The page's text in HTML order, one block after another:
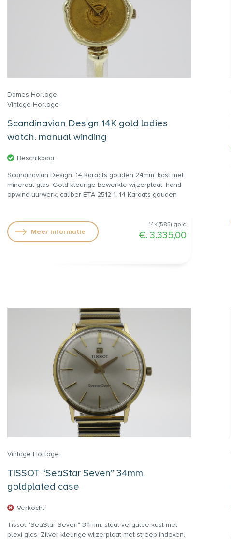
Dames Horloge
Vintage Horloge
Scandinavian Design 14K gold ladies
watch. manual winding
Beschikbaar
Scandinavian Design. 14 Karaats gouden 24mm. kast met
mineraal glas. Gold kleurige bewerkte wijzerplaat. hand
opwind uurwerk, caliber ETA 2512-1. 14 Karaats gouden
14K (585) gold
€. 3.335,00
Meer informatie
Vintage Horloge
TISSOT “SeaStar Seven” 34mm.
goldplated case
Verkocht
Tissot "SeaStar Seven" 34mm. staal vergulde kast met
plexi glas. Zilver kleurige wijzerplaat met streep-indexen.